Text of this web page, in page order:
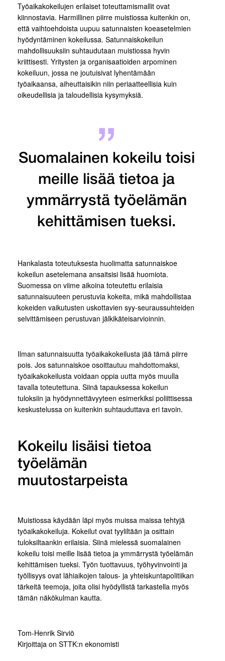
Työaikakokeilujen erilaiset toteuttamismallit ovat
kiinnostavia. Harmillinen piirre muistiossa kuitenkin on,
että vaihtoehdoista uupuu satunnaisten koeasetelmien
hyödyntäminen kokeilussa. Satunnaiskokeilun
mahdollisuuksiin suhtaudutaan muistiossa hyvin
kriittisesti. Yritysten ja organisaatioiden arpominen
kokeiluun, jossa ne joutuisivat lyhentämään
työaikaansa, aiheuttaisikin niin periaatteellisia kuin
oikeudellisia ja taloudellisia kysymyksiä.
Suomalainen kokeilu toisi
meille lisää tietoa ja
ymmärrystä työelämän
kehittämisen tueksi.
Hankalasta toteutuksesta huolimatta satunnaiskoe
kokeilun asetelemana ansaitsisi lisää huomiota.
Suomessa on viime aikoina toteutettu erilaisia
satunnaisuuteen perustuvia kokeita, mikä mahdollistaa
kokeiden vaikutusten uskottavien syy-seuraussuhteiden
selvittämiseen perustuvan jälkikäteisarvioinnin.
Ilman satunnaisuutta työaikakokeilusta jää tämä piirre
pois. Jos satunnaiskoe osoittautuu mahdottomaksi,
työaikakokeilusta voidaan oppia uutta myös muulla
tavalla toteutettuna. Siinä tapauksessa kokeilun
tuloksiin ja hyödynnettävyyteen esimerkiksi poliittisessa
keskustelussa on kuitenkin suhtauduttava eri tavoin.
Kokeilu lisäisi tietoa
työelämän
muutostarpeista
Muistiossa käydään läpi myös muissa maissa tehtyjä
työaikakokeiluja. Kokeilut ovat tyyliltään ja osittain
tuloksiltaankin erilaisia. Siinä mielessä suomalainen
kokeilu toisi meille lisää tietoa ja ymmärrystä työelämän
kehittämisen tueksi. Työn tuottavuus, työhyvinvointi ja
työllisyys ovat lähiaikojen talous- ja yhteiskuntapolitiikan
tärkeitä teemoja, joita olisi hyödyllistä tarkastella myös
tämän näkökulman kautta.
Tom-Henrik Sirviö
Kirjoittaja on STTK:n ekonomisti